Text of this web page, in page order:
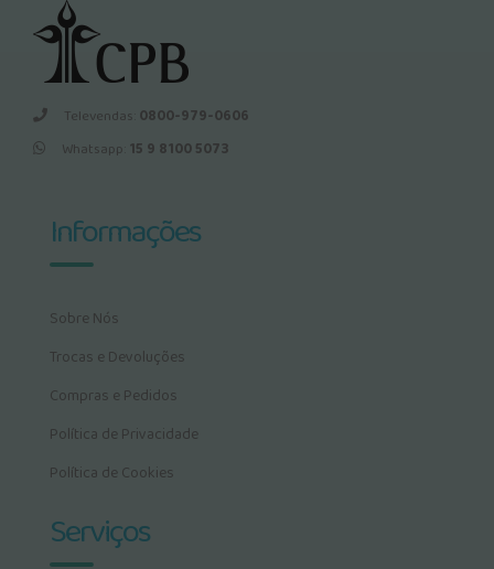
Televendas: 0800-979-0606
Whatsapp: 15 9 8100 5073
Informações
Sobre Nós
Trocas e Devoluções
Compras e Pedidos
Política de Privacidade
Política de Cookies
Serviços